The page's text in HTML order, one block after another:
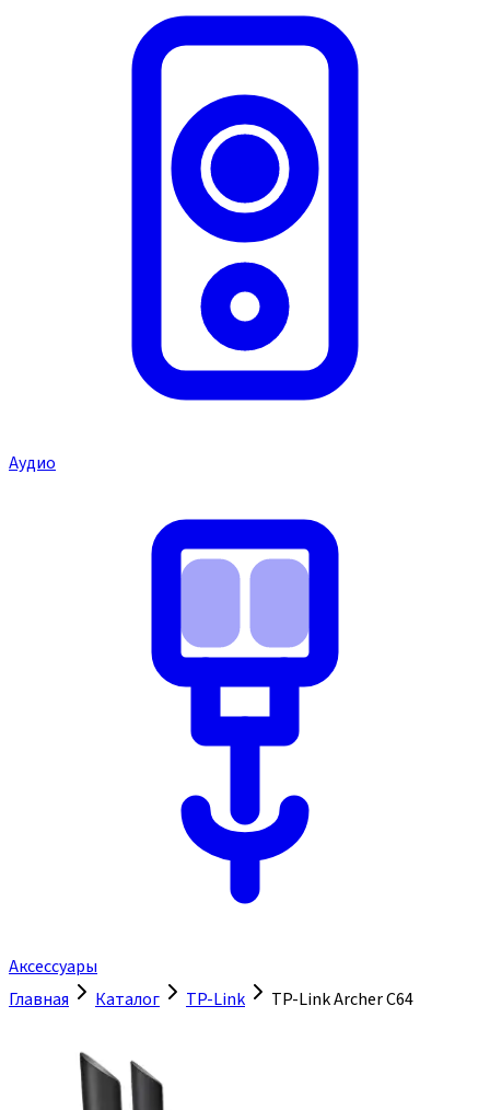
Аудио
Аксессуары
Главная
Каталог TP-Link TP-Link Archer C64